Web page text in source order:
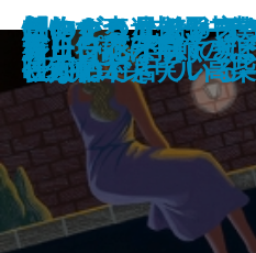
アルネの事件簿
離婚弁護士 松岡紬
僕の人生には事件
春画で見るお江戸
「おかえり」と言
で─山岳遭難捜索
僕の女を探してい
かれが最後に書い
食いしん坊発明家
サンセット・パー
怪物の森─未解決
ン・リード─
終止符には早すぎ
コンビニ兄弟5─テ
こがね村店─
このクリニックは
─医療コンサル高
新しい花が咲く─
創作する遺伝子─
映画でできている
ループ・オブ・ザ
想いをつなぐメス
ゃない3─
ガリンペイロ
ほおずき、きゅっ
仕入帖─
好日日記─季節の